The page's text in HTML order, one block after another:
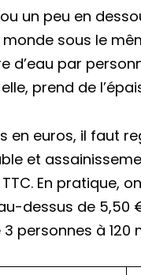
un peu en
monde sous le
d’eau par
prend de
en euros, il faut
et
En pratique,
dessus de 5,50
personnes à 120